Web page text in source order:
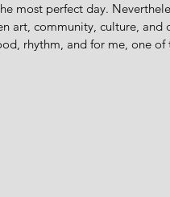
most perfect day.
art, community, culture, and
rhythm, and for me, one